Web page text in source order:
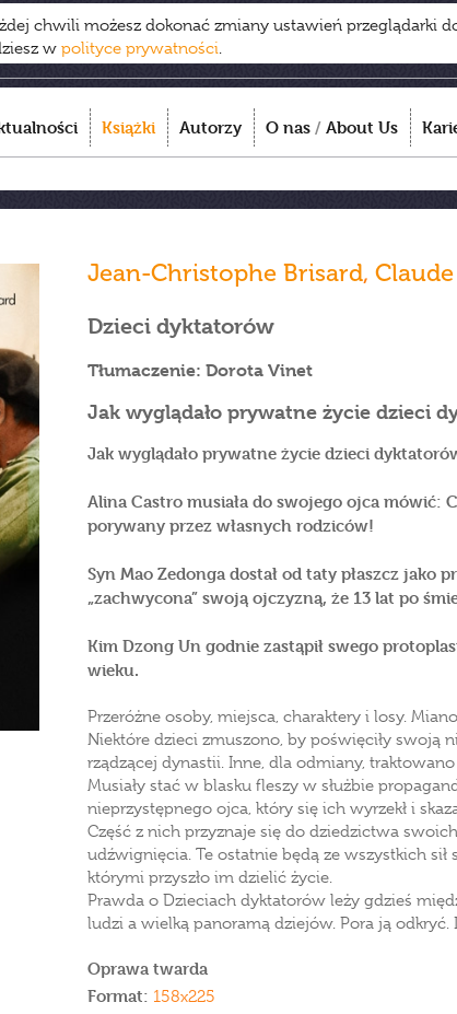
chwili możesz dokonać zmiany ustawień przeglądarki
w polityce prywatności.
Książki Autorzy O nas / About Us
Jean-Christophe Brisard,
Dzieci dyktatorów
Tłumaczenie: Dorota Vinet
Jak wyglądało prywatne życie dzieci
Jak wyglądało prywatne życie dzieci
Alina Castro musiała do swojego ojca mówić:
porywany przez własnych rodziców!
Syn Mao Zedonga dostał od taty płaszcz jako
„zachwycona” swoją ojczyzną, że 13 lat po
Kim Dzong Un godnie zastąpił swego
wieku.
Przeróżne osoby, miejsca, charaktery i losy.
Niektóre dzieci zmuszono, by poświęciły swoją
rządzącej dynastii. Inne, dla odmiany,
Musiały stać w blasku fleszy w służbie
nieprzystępnego ojca, który się ich wyrzekł i
Część z nich przyznaje się do dziedzictwa
udźwignięcia. Te ostatnie będą ze wszystkich sił
którymi przyszło im dzielić życie.
Prawda o Dzieciach dyktatorów leży gdzieś
ludzi a wielką panoramą dziejów. Pora ją odkryć.
Oprawa twarda
Format: 158x225